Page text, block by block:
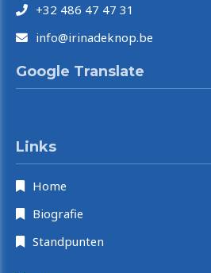
+32 486 47 47 31
info@irinadeknop.be
Google Translate
Links
Home
Biografie
Standpunten